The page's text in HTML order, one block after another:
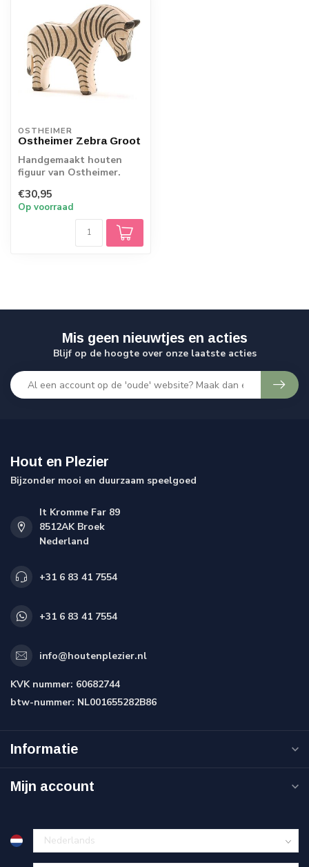
OSTHEIMER
Ostheimer Zebra Groot
Handgemaakt houten
figuur van Ostheimer.
€30,95
Op voorraad
Mis geen nieuwtjes en acties
Blijf op de hoogte over onze laatste acties
Hout en Plezier
Bijzonder mooi en duurzaam speelgoed
It Kromme Far 89
8512AK Broek
Nederland
+31 6 83 41 7554
+31 6 83 41 7554
info@houtenplezier.nl
KVK nummer: 60682744
btw-nummer: NL001655282B86
Informatie
Mijn account